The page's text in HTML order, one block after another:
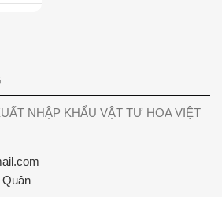
NHẬP KHẨU VẬT TƯ HOA VIỆT
Quân